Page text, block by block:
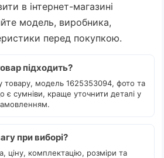
в інтернет-магазині
модель, виробника,
перед покупкою.
підходить?
товару, модель 1625353094, фото та
є сумніви, краще уточнити деталі у
при виборі?
ціну, комплектацію, розміри та